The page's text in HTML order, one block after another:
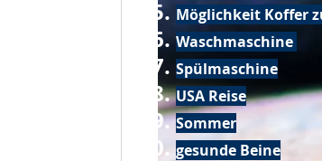
Möglichkeit Koffer
Waschmaschine
Spülmaschine
USA Reise
Sommer
gesunde Beine